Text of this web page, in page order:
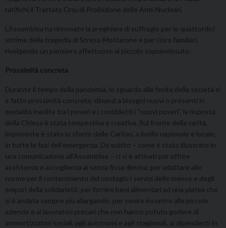
ratifichi il Trattato Onu di Proibizione delle Armi Nucleari.
L’Assemblea ha rinnovato la preghiera di suffragio per le quattordici
vittime della tragedia di Stresa-Mottarone e per i loro familiari,
rivolgendo un pensiero affettuoso al piccolo sopravvissuto.
Prossimità concreta
Durante il tempo della pandemia, lo sguardo alle ferite della società si
è fatto prossimità concreta: dinanzi a bisogni nuovi o presenti in
modalità inedite tra i poveri e i cosiddetti i “nuovi poveri”, la risposta
della Chiesa è stata tempestiva e creativa. Sul fronte della carità,
imponente è stato lo sforzo delle Caritas, a livello nazionale e locale,
in tutte le fasi dell’emergenza. Da subito – come è stato illustrato in
una comunicazione all’Assemblea – ci si è attivati per offrire
assistenza e accoglienza ai senza fissa dimora; per adattare alle
norme per il contenimento del contagio i servizi delle mense e degli
empori della solidarietà; per fornire beni alimentari ad una platea che
si è andata sempre più allargando; per venire incontro alle piccole
aziende e ai lavoratori precari che non hanno potuto godere di
ammortizzatori sociali, agli autonomi e agli stagionali, ai dipendenti in